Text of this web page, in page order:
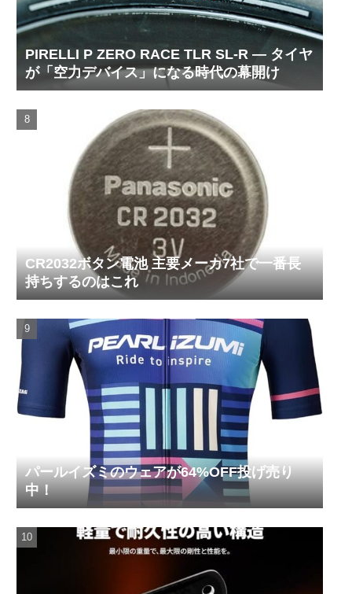
PIRELLI P ZERO RACE TLR SL-R ― タイヤ
が「空力デバイス」になる時代の幕開け
CR2032ボタン電池 主要メーカ7社で一番長
持ちするのはこれ
パールイズミのウェアが64%OFF投げ売り
中！